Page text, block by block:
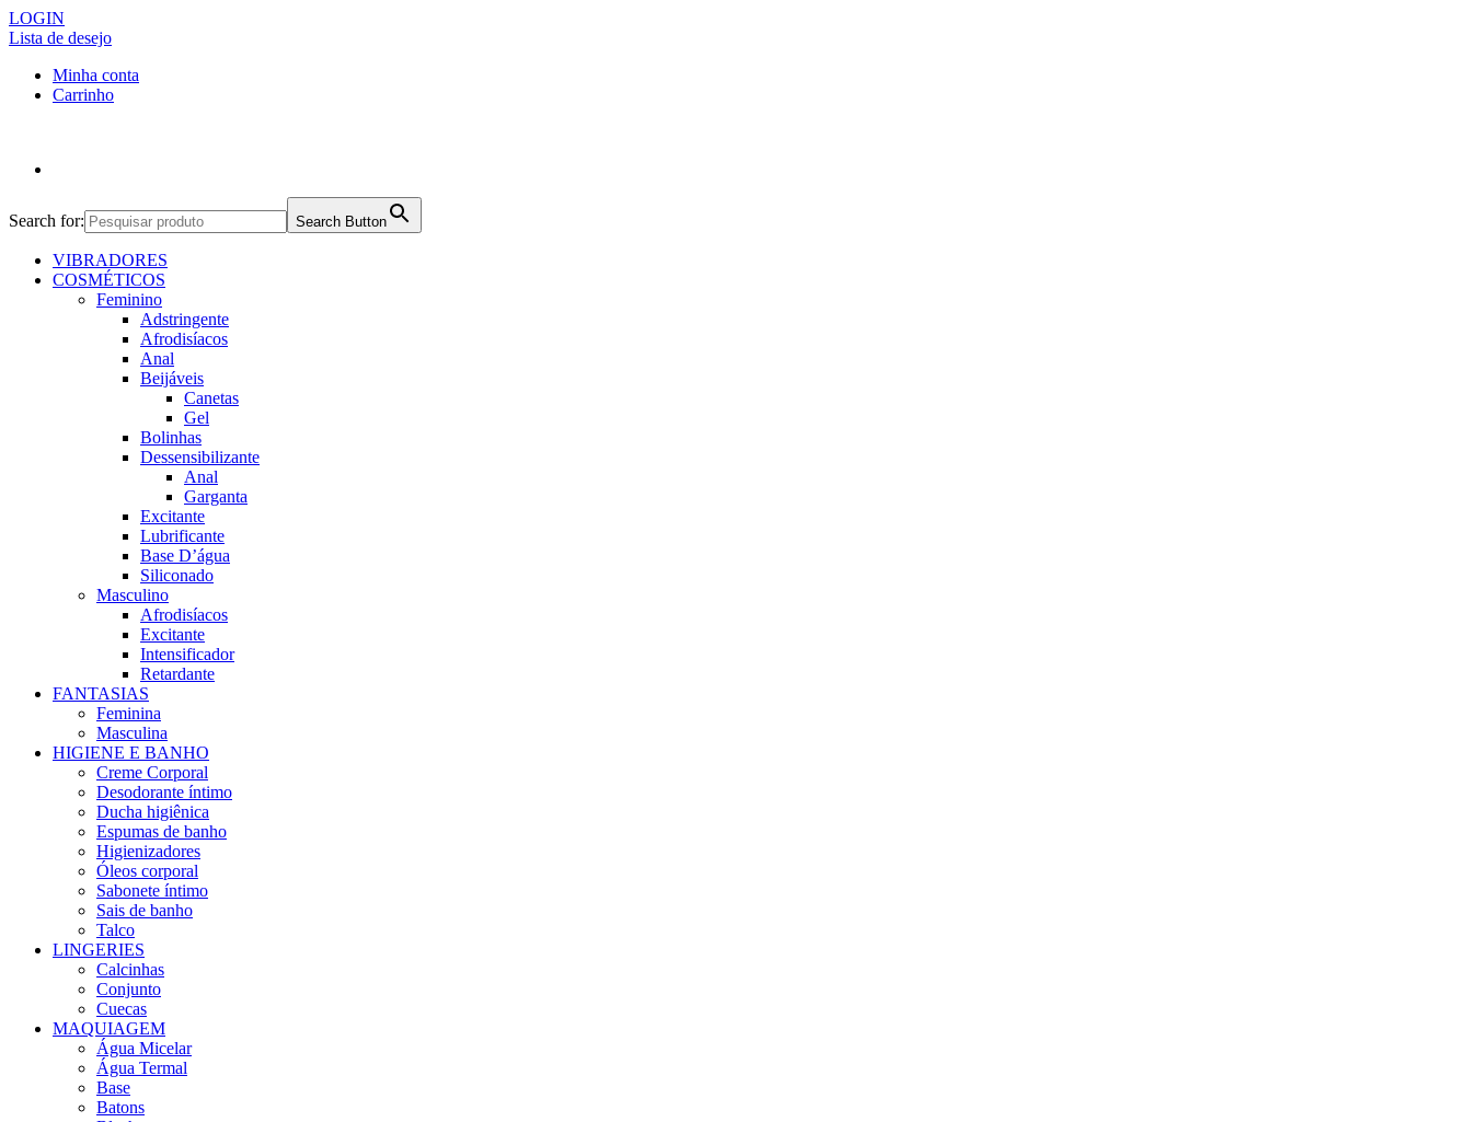
LOGIN
Lista de desejo
Minha conta
Carrinho
Search for: Search Button
VIBRADORES
COSMÉTICOS
Feminino
Adstringente
Afrodisíacos
Anal
Beijáveis
Canetas
Gel
Bolinhas
Dessensibilizante
Anal
Garganta
Excitante
Lubrificante
Base D’água
Siliconado
Masculino
Afrodisíacos
Excitante
Intensificador
Retardante
FANTASIAS
Feminina
Masculina
HIGIENE E BANHO
Creme Corporal
Desodorante íntimo
Ducha higiênica
Espumas de banho
Higienizadores
Óleos corporal
Sabonete íntimo
Sais de banho
Talco
LINGERIES
Calcinhas
Conjunto
Cuecas
MAQUIAGEM
Água Micelar
Água Termal
Base
Batons